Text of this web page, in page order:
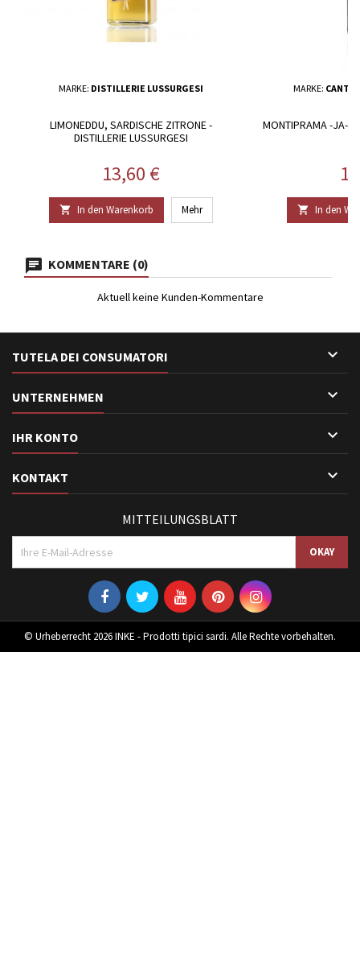
MARKE: DISTILLERIE LUSSURGESI
LIMONEDDU, SARDISCHE ZITRONE -
DISTILLERIE LUSSURGESI
Preis
13,60 €
 In den Warenkorb Mehr
MARKE:
MONTIPRAMA -JA-
 In den
KOMMENTARE (0)
Aktuell keine Kunden-Kommentare
TUTELA DEI CONSUMATORI 
UNTERNEHMEN 
IHR KONTO 
KONTAKT 
MITTEILUNGSBLATT
© Urheberrecht 2026 INKE - Prodotti tipici sardi. Alle Rechte vorbehalten.